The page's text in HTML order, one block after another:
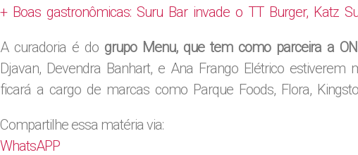
+ Boas gastronômicas: Suru Bar invade o TT Burger, Katz
A curadoria é do grupo Menu, que tem como parceira a
Djavan, Devendra Banhart, e Ana Frango Elétrico
ficará a cargo de marcas como Parque Foods, Flora,
Compartilhe essa matéria via:
WhatsAPP